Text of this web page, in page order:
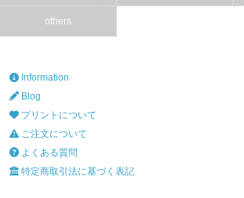
others
Information
Blog
プリントについて
ご注文について
よくある質問
特定商取引法に基づく表記